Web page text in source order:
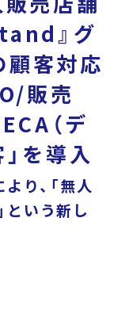
』グ
顧客対応
販売
（デ
を導入
り、「無人
いう新し